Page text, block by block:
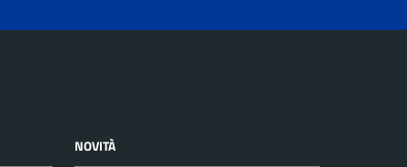
NOVITÀ